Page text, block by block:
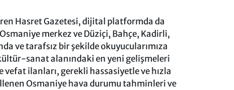
Hasret Gazetesi, dijital platformda da
merkez ve Düziçi, Bahçe, Kadirli,
ve tarafsız bir şekilde okuyucularımıza
sanat alanındaki en yeni gelişmeleri
ilanları, gerekli hassasiyetle ve hızla
Osmaniye hava durumu tahminleri ve